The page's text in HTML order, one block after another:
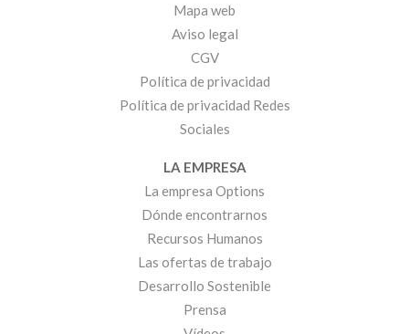
Mapa web
Aviso legal
CGV
Política de privacidad
Política de privacidad Redes
Sociales
LA EMPRESA
La empresa Options
Dónde encontrarnos
Recursos Humanos
Las ofertas de trabajo
Desarrollo Sostenible
Prensa